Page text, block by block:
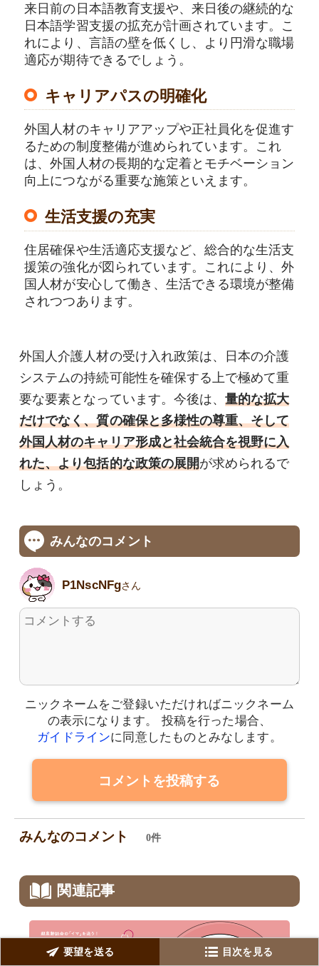
来日前の日本語教育支援や、来日後の継続的な
日本語学習支援の拡充が計画されています。こ
れにより、言語の壁を低くし、より円滑な職場
適応が期待できるでしょう。
キャリアパスの明確化
外国人材のキャリアアップや正社員化を促進す
るための制度整備が進められています。これ
は、外国人材の長期的な定着とモチベーション
向上につながる重要な施策といえます。
生活支援の充実
住居確保や生活適応支援など、総合的な生活支
援策の強化が図られています。これにより、外
国人材が安心して働き、生活できる環境が整備
されつつあります。
外国人介護人材の受け入れ政策は、日本の介護
システムの持続可能性を確保する上で極めて重
要な要素となっています。今後は、 量的な拡大
だけでなく、質の確保と多様性の尊重、そして
外国人材のキャリア形成と社会統合を視野に入
れた、より包括的な政策の展開が求められるで
しょう。
みんなのコメント
P1NscNFgさん
ニックネームをご登録いただければニックネーム
の表示になります。
投稿を行った場合、
ガイドラインに同意したものとみなします。
コメントを投稿する
みんなのコメント 0件
関連記事
要望を送る 目次を見る